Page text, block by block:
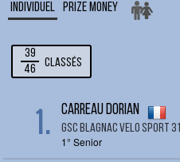
Individuel Prize Money
39
46
Classés
1. CARREAU Dorian
GSC BLAGNAC VELO SPORT 31
1° Senior